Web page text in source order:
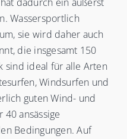
dadurch ein äußerst
Wassersportlich
sie wird daher auch
die insgesamt 150
sind ideal für alle Arten
Windsurfen und
guten Wind- und
ansässige
Bedingungen. Auf